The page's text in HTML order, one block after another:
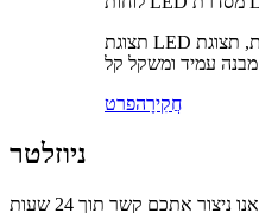
תצוגת LED הקבועה הפנימית היא מסך המורכב מחומר איכותי לתצוגה והצגת תכנים דיגיטליים שונים.במילים אחרות, תצוגת LED היא מסך תצוגת וידאו וקישוט משובח לאזור בו היא מאוחסנת, בין אם זה
חֲקִירָהפרט
ניוזלטר